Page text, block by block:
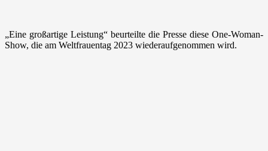
„Eine großartige Leistung“ beurteilte die Presse diese One-Woman-
Show, die am Weltfrauentag 2023 wiederaufgenommen wird.